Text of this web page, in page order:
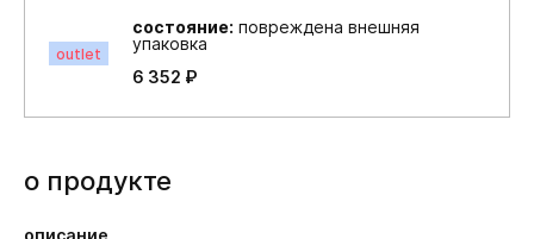
outlet
состояние: повреждена внешняя
упаковка
6 352 ₽
о продукте
описание